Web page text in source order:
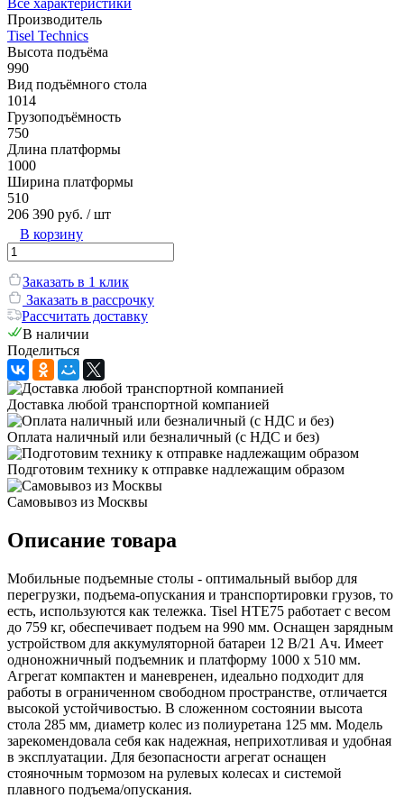
Производитель
Tisel Technics
Высота подъёма
990
Вид подъёмного стола
1014
Грузоподъёмность
750
Длина платформы
1000
Ширина платформы
510
206 390 руб. / шт
В корзину
Заказать в 1 клик
Заказать в рассрочку
Рассчитать доставку
В наличии
Поделиться
Доставка любой транспортной компанией
Оплата наличный или безналичный (с НДС и без)
Подготовим технику к отправке надлежащим образом
Самовывоз из Москвы
Описание товара
Мобильные подъемные столы - оптимальный выбор для
перегрузки, подъема-опускания и транспортировки грузов, то
есть, используются как тележка. Tisel HTE75 работает с весом
до 759 кг, обеспечивает подъем на 990 мм. Оснащен зарядным
устройством для аккумуляторной батареи 12 В/21 Ач. Имеет
одноножничный подъемник и платформу 1000 х 510 мм.
Агрегат компактен и маневренен, идеально подходит для
работы в ограниченном свободном пространстве, отличается
высокой устойчивостью. В сложенном состоянии высота
стола 285 мм, диаметр колес из полиуретана 125 мм. Модель
зарекомендовала себя как надежная, неприхотливая и удобная
в эксплуатации. Для безопасности агрегат оснащен
стояночным тормозом на рулевых колесах и системой
плавного подъема/опускания.